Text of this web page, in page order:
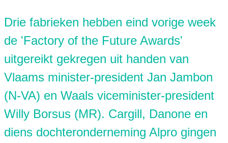
Drie fabrieken hebben eind vorige week
de 'Factory of the Future Awards'
uitgereikt gekregen uit handen van
Vlaams minister-president Jan Jambon
(N-VA) en Waals viceminister-president
Willy Borsus (MR). Cargill, Danone en
diens dochteronderneming Alpro gingen